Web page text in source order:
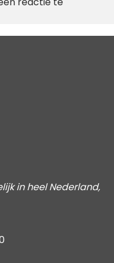
in heel Nederland,